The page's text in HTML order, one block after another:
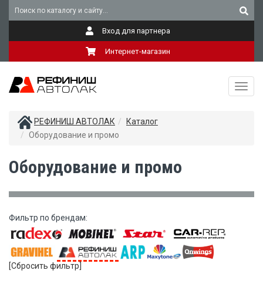
Вход для партнера
Интернет-магазин
РЕФИНИШ АВТОЛАК
Каталог
Оборудование и промо
Оборудование и промо
Фильтр по брендам:
[Сбросить фильтр]